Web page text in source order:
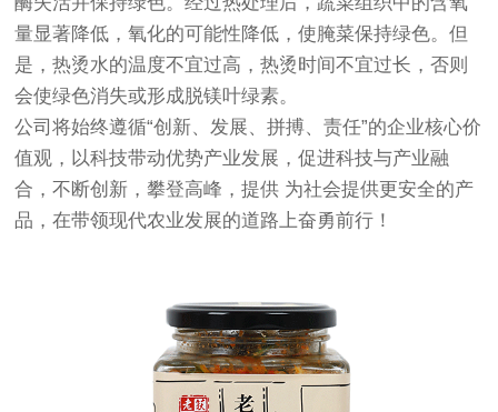
量显著降低，氧化的可能性降低，使腌菜保持绿色。但
是，热烫水的温度不宜过高，热烫时间不宜过长，否则
会使绿色消失或形成脱镁叶绿素。
公司将始终遵循“创新、发展、拼搏、责任”的企业核心价
值观，以科技带动优势产业发展，促进科技与产业融
合，不断创新，攀登高峰，提供 为社会提供更安全的产
品，在带领现代农业发展的道路上奋勇前行！